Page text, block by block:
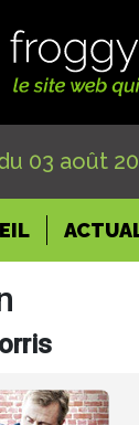
03 août
(CURRENT)